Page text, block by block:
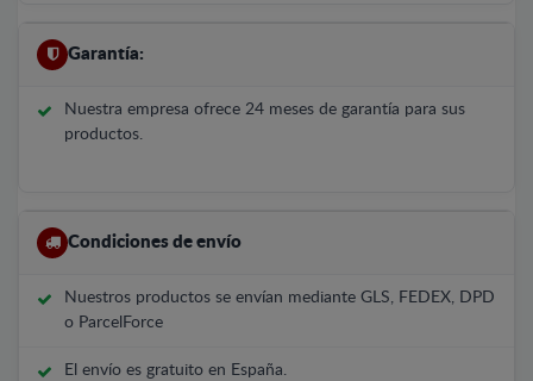
Garantía:
Nuestra empresa ofrece 24 meses de garantía para sus
productos.
Condiciones de envío
Nuestros productos se envían mediante GLS, FEDEX, DPD
o ParcelForce
El envío es gratuito en España.